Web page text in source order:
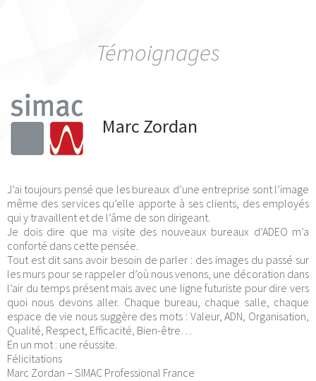
Témoignages
Marc Zordan
J’ai toujours pensé que les bureaux d’une entreprise sont l’image
même des services qu’elle apporte à ses clients, des employés
qui y travaillent et de l’âme de son dirigeant.
Je dois dire que ma visite des nouveaux bureaux d’ADEO m’a
conforté dans cette pensée.
Tout est dit sans avoir besoin de parler : des images du passé sur
les murs pour se rappeler d’où nous venons, une décoration dans
l’air du temps présent mais avec une ligne futuriste pour dire vers
quoi nous devons aller. Chaque bureau, chaque salle, chaque
espace de vie nous suggère des mots : Valeur, ADN, Organisation,
Qualité, Respect, Efficacité, Bien-être…
En un mot : une réussite.
Félicitations
Marc Zordan – SIMAC Professional France